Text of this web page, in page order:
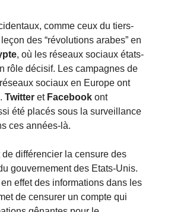
comme ceux du tiers-
des “révolutions arabes” en
, où les réseaux sociaux états-
rôle décisif. Les campagnes de
sociaux en Europe ont
Twitter et Facebook ont
été placés sous la surveillance
ces années-là.
différencier la censure des
gouvernement des Etats-Unis.
effet des informations dans les
de censurer un compte qui